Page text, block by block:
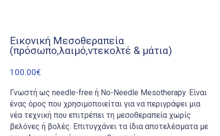
Εικονική Μεσοθεραπεία
(πρόσωπο,λαιμό,ντεκολτέ & μάτια)
100.00€
Γνωστή ως needle-free ή Νo-Needle Mesotherapy. Είναι
ένας όρος που χρησιμοποιείται για να περιγράψει μια
νέα τεχνική που επιτρέπει τη μεσοθεραπεία χωρίς
βελόνες ή βολές. Επιτυγχάνει τα ίδια αποτελέσματα με